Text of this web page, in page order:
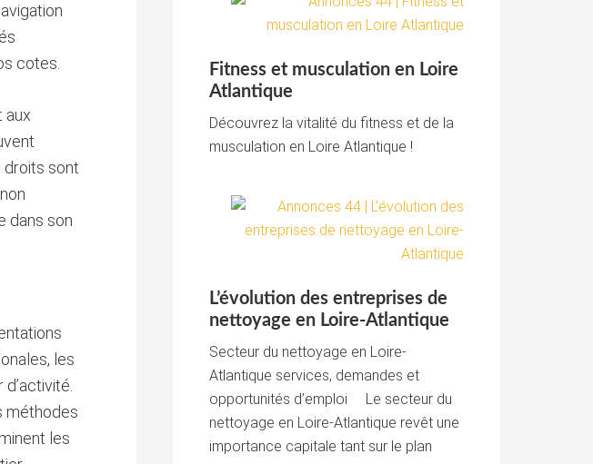
cotes.
aux
droits sont
dans son
les
méthodes
les
Fitness et musculation en Loire
Atlantique
Découvrez la vitalité du fitness et de la
musculation en Loire Atlantique !
L’évolution des entreprises de
nettoyage en Loire-Atlantique
Secteur du nettoyage en Loire-
Atlantique services, demandes et
opportunités d’emploi Le secteur du
nettoyage en Loire-Atlantique revêt une
importance capitale tant sur le plan